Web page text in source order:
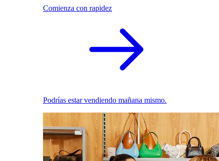
Comienza con rapidez
Podrías estar vendiendo mañana mismo.